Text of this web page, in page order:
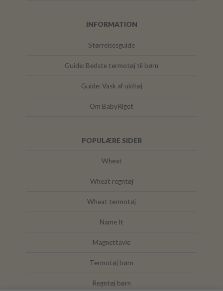
INFORMATION
Størrelsesguide
Guide: Bedste termotøj til børn
Guide: Vask af uldtøj
Om BabyRiget
POPULÆRE SIDER
Wheat
Wheat regntøj
Wheat termotøj
Name It
Magnettavle
Termotøj børn
Regntøj børn